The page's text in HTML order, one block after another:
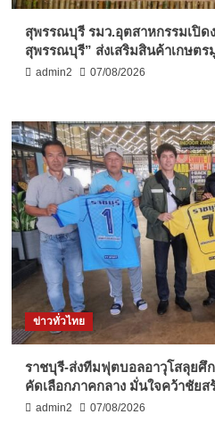
สุพรรณบุรี รมว.อุตสาหกรรมเปิด
สุพรรณบุรี” ส่งเสริมสินค้าเกษตร
admin2 07/08/2026
ข่าวทั่วไทย
ราชบุรี-ส่งทีมฟุตบอลอาวุโสลุยศึ
คัดเลือกภาคกลาง มั่นใจคว้าชัยส
admin2 07/08/2026